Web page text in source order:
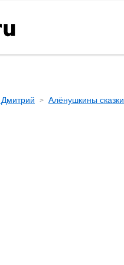
Алёнушкины сказки